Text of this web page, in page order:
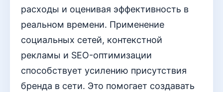
расходы и оценивая эффективность в
реальном времени. Применение
социальных сетей, контекстной
рекламы и SEO-оптимизации
способствует усилению присутствия
бренда в сети. Это помогает создавать